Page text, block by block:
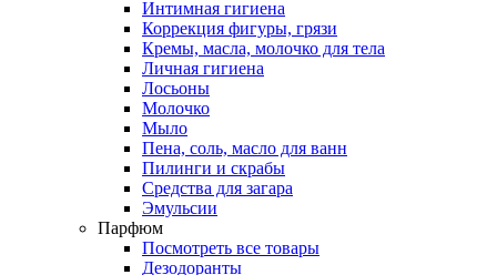
Интимная гигиена
Коррекция фигуры, грязи
Кремы, масла, молочко для тела
Личная гигиена
Лосьоны
Молочко
Мыло
Пена, соль, масло для ванн
Пилинги и скрабы
Средства для загара
Эмульсии
Парфюм
Посмотреть все товары
Дезодоранты